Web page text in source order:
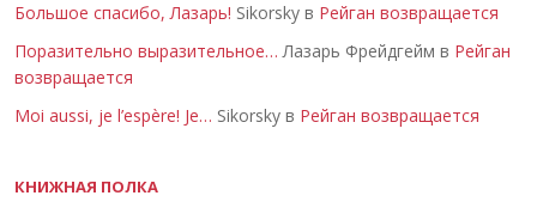
Большое спасибо, Лазарь! Sikorsky в Рейган возвращается
Поразительно выразительное… Лазарь Фрейдгейм в Рейган
возвращается
Moi aussi, je l’espère! Je… Sikorsky в Рейган возвращается
КНИЖНАЯ ПОЛКА